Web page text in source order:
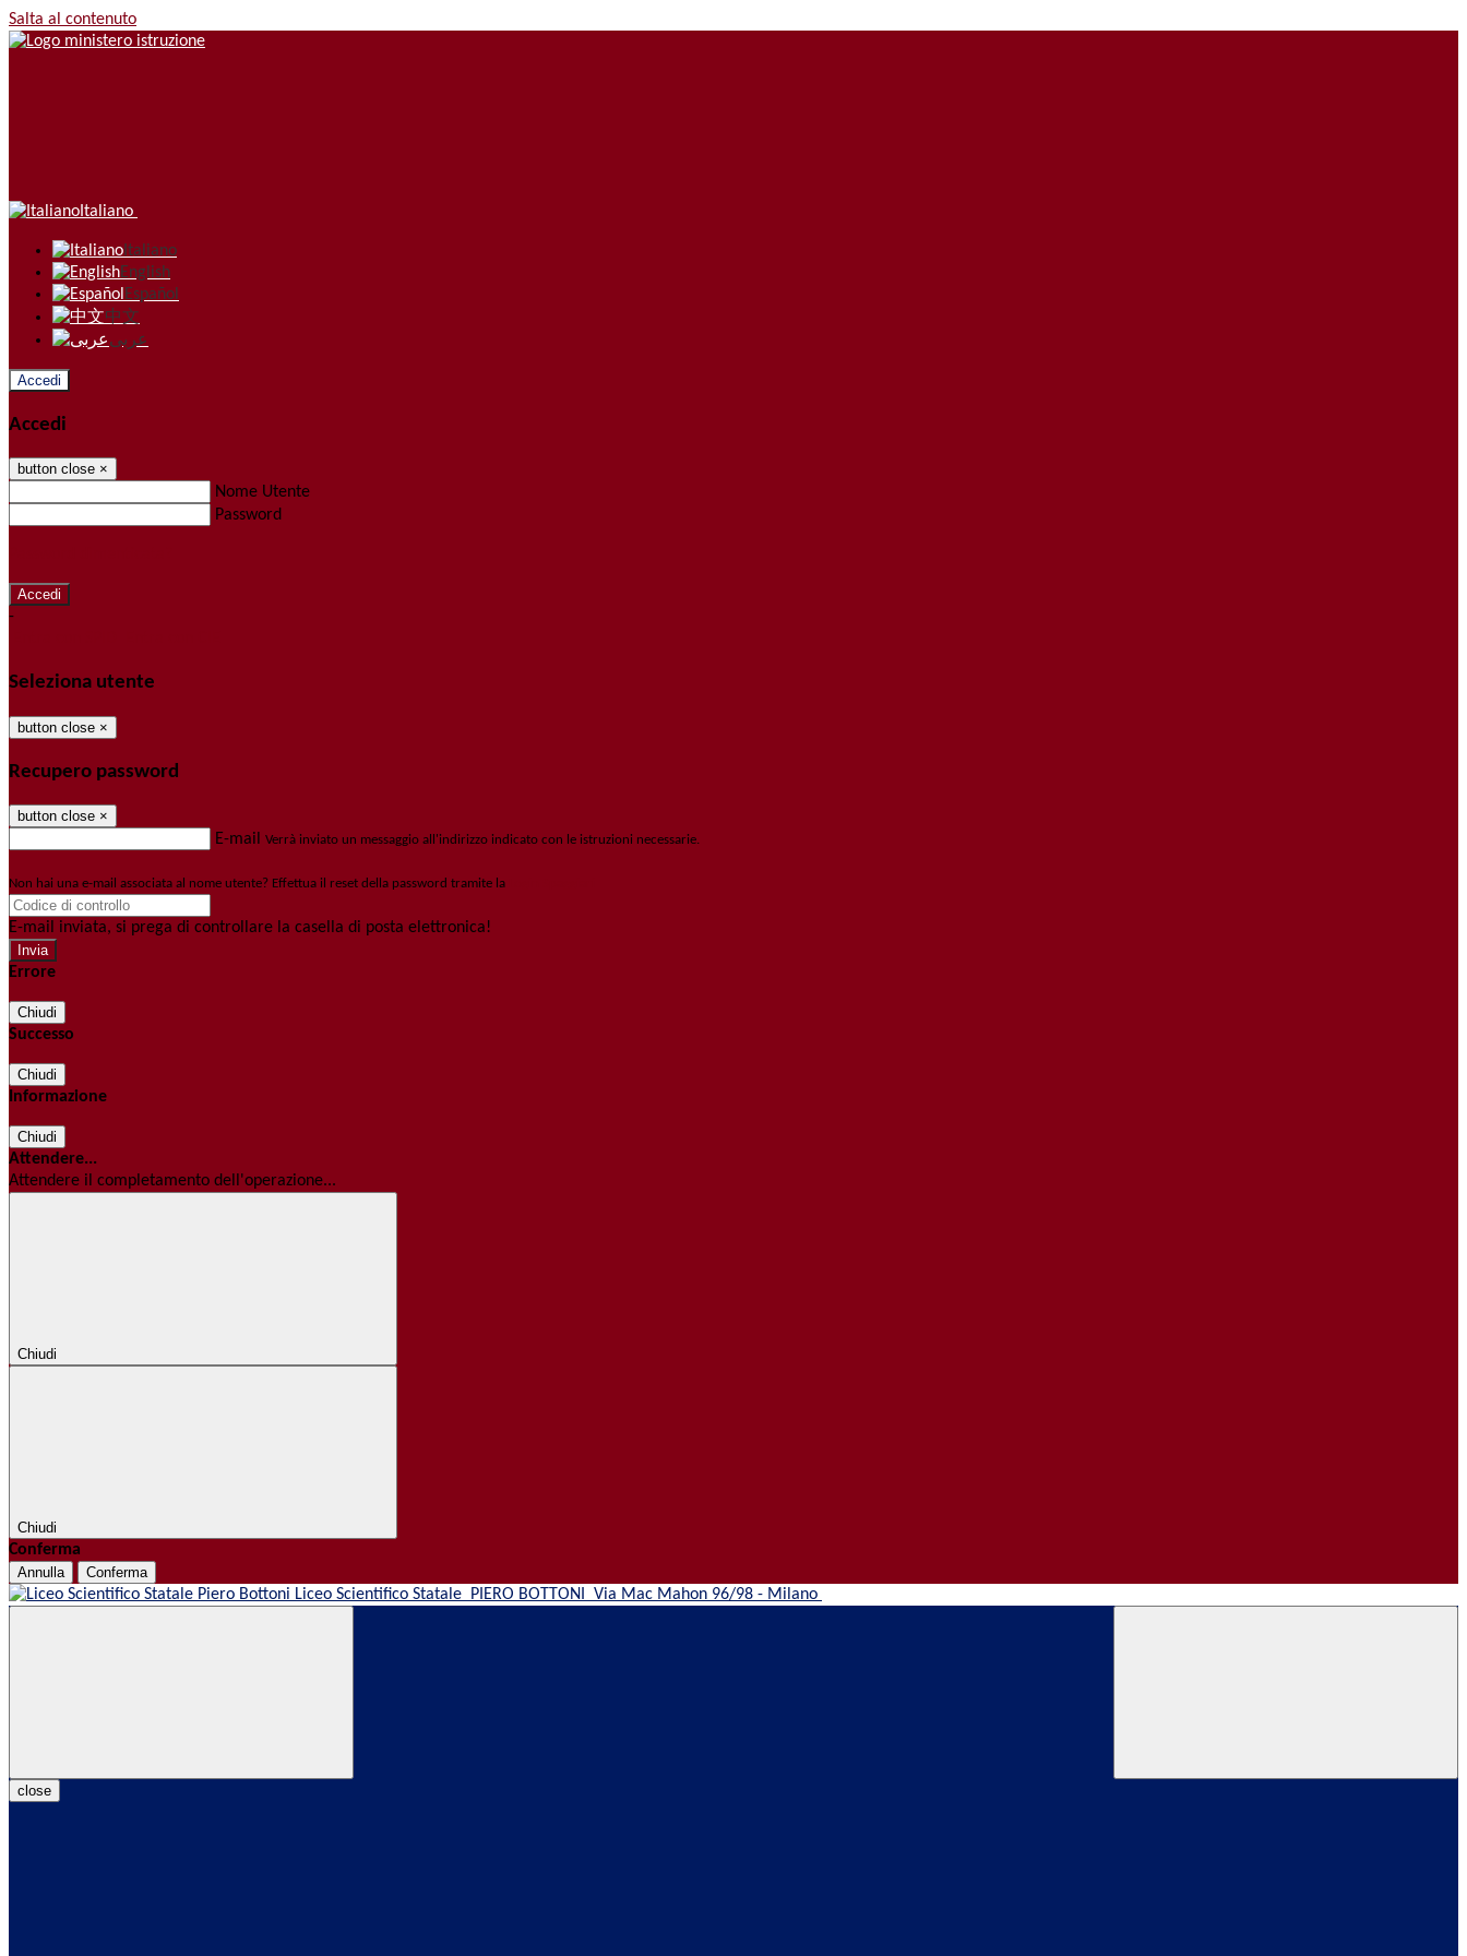
Salta al contenuto
Italiano
Italiano
English
Español
中文
عربى
Accedi
Accedi
button close ×
Nome Utente
Password
-
Seleziona utente
button close ×
Recupero password
button close ×
E-mail Verrà inviato un messaggio all'indirizzo indicato con le istruzioni necessarie.
Non hai una e-mail associata al nome utente? Effettua il reset della password tramite la
E-mail inviata, si prega di controllare la casella di posta elettronica!
Errore
Chiudi
Successo
Chiudi
Informazione
Chiudi
Attendere...
Attendere il completamento dell'operazione...
Chiudi
Chiudi
Conferma
Annulla Conferma
Liceo Scientifico Statale PIERO BOTTONI Via Mac Mahon 96/98 - Milano
close